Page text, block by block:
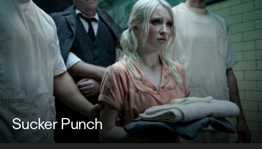
Sucker Punch